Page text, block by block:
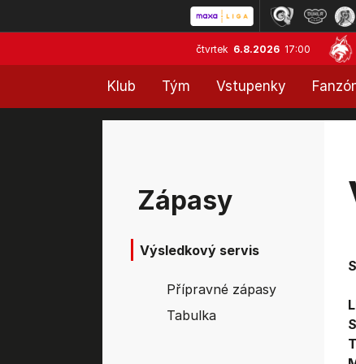
čtvrtek 6.8.2026 17:00
Klub Tým Vstupenky
Zápasy
Výsledkový servis
Přípravné zápasy
Tabulka